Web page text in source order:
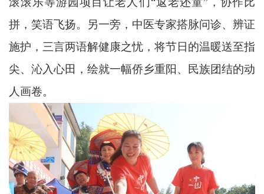
拼，笑语飞扬。另一旁，中医专家搭脉问诊、辨证
施护，三言两语解健康之忧，将节日的温暖送至指
尖、沁入心田，绘就一幅侨乡重阳、民族团结的动
人画卷。